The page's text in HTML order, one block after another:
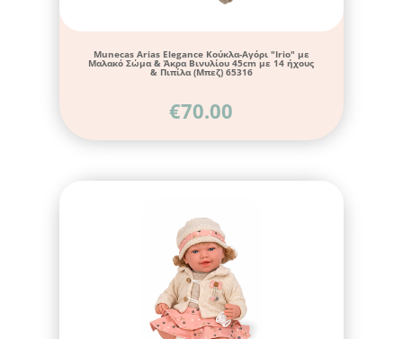
Munecas Arias Elegance Κούκλα-Αγόρι "Irio" με
Μαλακό Σώμα & Άκρα Βινυλίου 45cm με 14 ήχους
& Πιπίλα (Μπεζ) 65316
€70.00